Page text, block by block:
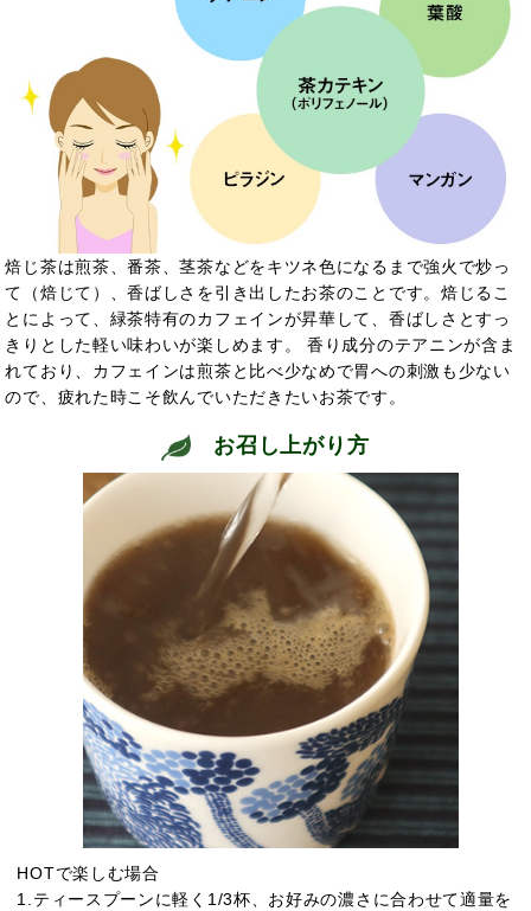
焙じ茶は煎茶、番茶、茎茶などをキツネ色になるまで強火で炒っ
て（焙じて）、香ばしさを引き出したお茶のことです。焙じるこ
とによって、緑茶特有のカフェインが昇華して、香ばしさとすっ
きりとした軽い味わいが楽しめます。 香り成分のテアニンが含ま
れており、カフェインは煎茶と比べ少なめで胃への刺激も少ない
ので、疲れた時こそ飲んでいただきたいお茶です。
お召し上がり方
HOTで楽しむ場合
1.ティースプーンに軽く1/3杯、お好みの濃さに合わせて適量を